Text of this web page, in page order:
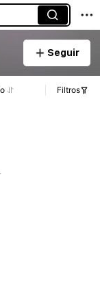
Seguir
Filtros